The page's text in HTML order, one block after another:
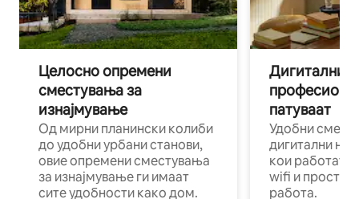
Целосно опремени
сместувања за
изнајмување
Од мирни планински колиби
до удобни урбани станови,
овие опремени сместувања
за изнајмување ги имаат
сите удобности како дом.
Дигитални
патуваат
Удобни
дигитални
кои работат
wifi и
работа.